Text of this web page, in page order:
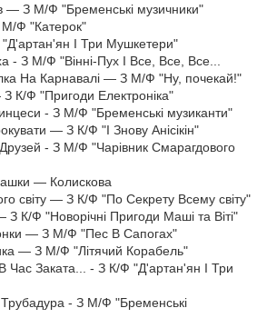
— З М/Ф "Бременські музичники"
Ф "Катерок"
І Три Мушкетери"
- З М/Ф "Вінні-Пух І Все, Все, Все...
На Карнавалі — З М/Ф "Ну, почекай!"
К/Ф "Пригоди Електроніка"
- З М/Ф "Бременські музиканти"
— З К/Ф "І Знову Анісікін"
Друзей - З М/Ф "Чарівник Смарагдового
— Колискова
світу — З К/Ф "По Секрету Всему світу"
К/Ф "Новорічні Пригоди Маші та Віті"
— З М/Ф "Пес В Сапогах"
— З М/Ф "Літячий Корабель"
Час Заката... - З К/Ф "Д'артан'ян І Три
- З М/Ф "Бременські